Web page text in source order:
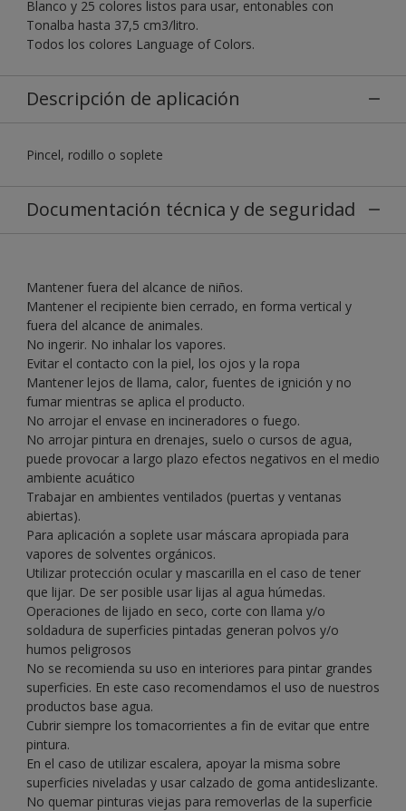
Blanco y 25 colores listos para usar, entonables con
Tonalba hasta 37,5 cm3/litro.
Todos los colores Language of Colors.
Descripción de aplicación
Pincel, rodillo o soplete
Documentación técnica y de seguridad
Mantener fuera del alcance de niños.
Mantener el recipiente bien cerrado, en forma vertical y
fuera del alcance de animales.
No ingerir. No inhalar los vapores.
Evitar el contacto con la piel, los ojos y la ropa
Mantener lejos de llama, calor, fuentes de ignición y no
fumar mientras se aplica el producto.
No arrojar el envase en incineradores o fuego.
No arrojar pintura en drenajes, suelo o cursos de agua,
puede provocar a largo plazo efectos negativos en el medio
ambiente acuático
Trabajar en ambientes ventilados (puertas y ventanas
abiertas).
Para aplicación a soplete usar máscara apropiada para
vapores de solventes orgánicos.
Utilizar protección ocular y mascarilla en el caso de tener
que lijar. De ser posible usar lijas al agua húmedas.
Operaciones de lijado en seco, corte con llama y/o
soldadura de superficies pintadas generan polvos y/o
humos peligrosos
No se recomienda su uso en interiores para pintar grandes
superficies. En este caso recomendamos el uso de nuestros
productos base agua.
Cubrir siempre los tomacorrientes a fin de evitar que entre
pintura.
En el caso de utilizar escalera, apoyar la misma sobre
superficies niveladas y usar calzado de goma antideslizante.
No quemar pinturas viejas para removerlas de la superficie